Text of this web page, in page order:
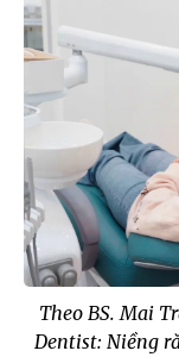
Theo BS. Mai
Dentist: Niềng